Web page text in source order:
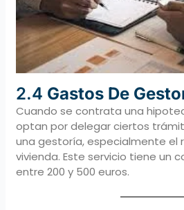
2.4 Gastos De
Cuando se contrata una
optan por delegar ciertos
una gestoría, especialmente el
vivienda. Este servicio tiene un
entre 200 y 500 euros.